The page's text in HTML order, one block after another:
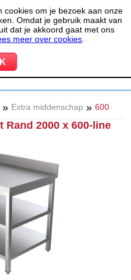
om je bezoek aan onze
Omdat je gebruik maakt van
dat je akkoord gaat met ons
meer over cookies
WINKELWAGEN
» Extra middenschap » 600
Rand 2000 x 600-line